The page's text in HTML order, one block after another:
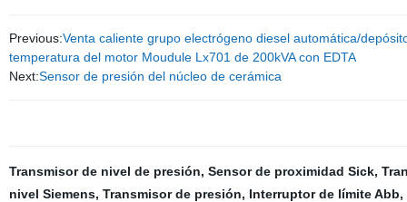
Previous:Venta caliente grupo electrógeno diesel automática/
temperatura del motor Moudule Lx701 de 200kVA con EDTA
Next:Sensor de presión del núcleo de cerámica
Transmisor de nivel de presión, Sensor de proximidad Sick,
nivel Siemens, Transmisor de presión, Interruptor de límite Abb,